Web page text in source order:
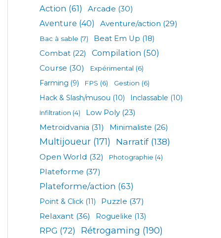
Action (61) Arcade (30)
Aventure (40) Aventure/action (29)
Bac à sable (7) Beat Em Up (18)
Combat(22) Compilation (50)
Course (30) Expérimental (6)
Farming (9) FPS (6) Gestion (6)
Hack & Slash/musou (10) Inclassable (10)
Infiltration (4) Low Poly (23)
Metroidvania (31) Minimaliste (26)
Multijoueur(171) Narratif(138)
Open World (32) Photographie (4)
Plateforme (37)
Plateforme/action (63)
Point & Click(11) Puzzle (37)
Relaxant (36) Roguelike (13)
RPG (72) Rétrogaming (190)